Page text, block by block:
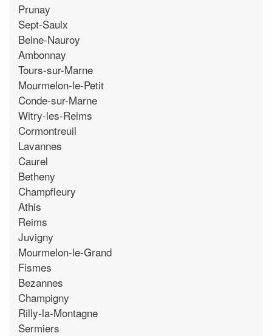
Prunay
Sept-Saulx
Beine-Nauroy
Ambonnay
Tours-sur-Marne
Mourmelon-le-Petit
Conde-sur-Marne
Witry-les-Reims
Cormontreuil
Lavannes
Caurel
Betheny
Champfleury
Athis
Reims
Juvigny
Mourmelon-le-Grand
Fismes
Bezannes
Champigny
Rilly-la-Montagne
Sermiers